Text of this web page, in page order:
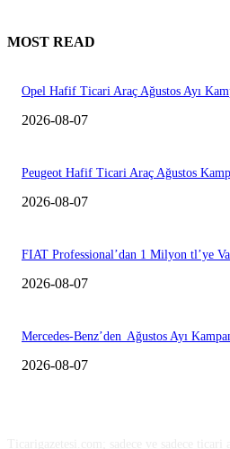
MOST READ
Opel Hafif Ticari Araç Ağustos Ayı
2026-08-07
Peugeot Hafif Ticari Araç Ağustos
2026-08-07
FIAT Professional’dan 1 Milyon tl’ye
2026-08-07
Mercedes-Benz’den Ağustos Ayı
2026-08-07